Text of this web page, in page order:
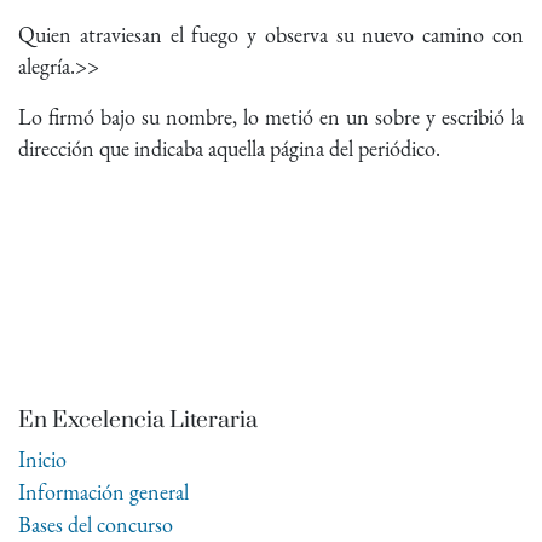
Quien atraviesan el fuego y observa su nuevo camino con
alegría.>>
Lo firmó bajo su nombre, lo metió en un sobre y escribió la
dirección que indicaba aquella página del periódico.
En Excelencia Literaria
Inicio
Información general
Bases del concurso